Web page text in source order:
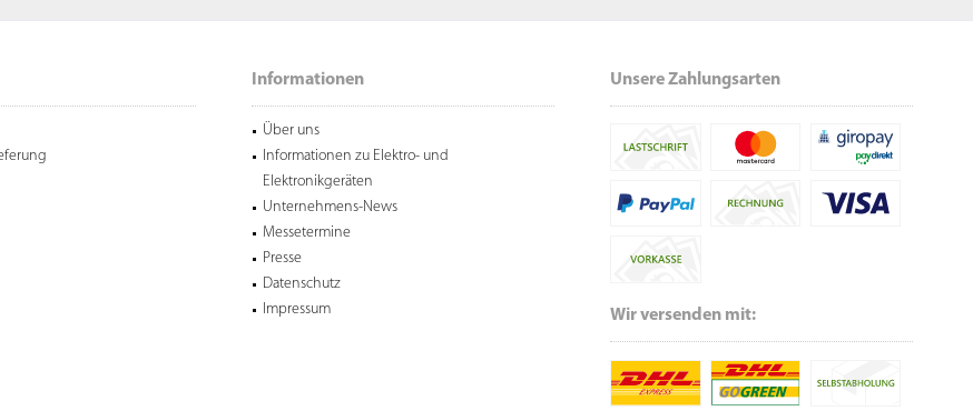
Informationen
Über uns
Informationen zu Elektro- und
Elektronikgeräten
Unternehmens-News
Messetermine
Presse
Datenschutz
Impressum
Unsere Zahlungsarten
Wir versenden mit: